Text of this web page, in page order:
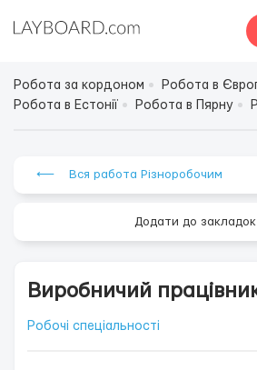
Робота за кордоном
Робота в
Робота в Естонії
Робота в Пярну
⟵ Вся работа Різноробочим
Додати до закладок
Виробничий
Робочі спеціальності